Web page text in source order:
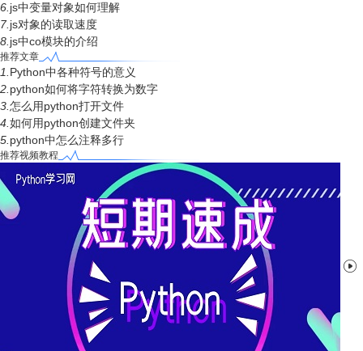
6. js中变量对象如何理解
7. js对象的读取速度
8. js中co模块的介绍
推荐文章
1. Python中各种符号的意义
2. python如何将字符转换为数字
3. 怎么用python打开文件
4. 如何用python创建文件夹
5. python中怎么注释多行
推荐视频教程
